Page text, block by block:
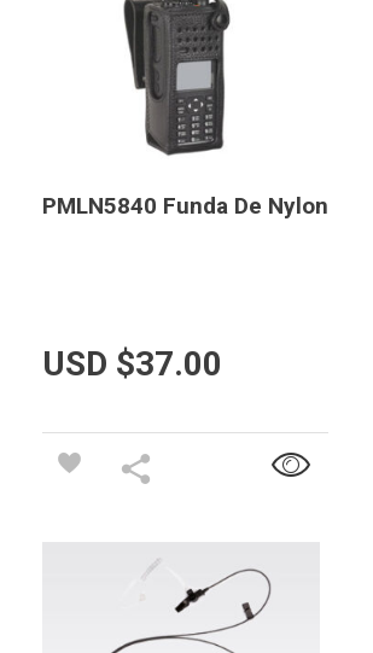
PMLN5840 Funda De Nylon
USD $37.00